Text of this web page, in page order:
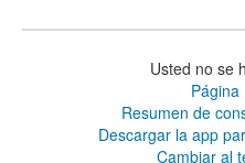
Usted no se
Página
Resumen de
Descargar la app
Cambiar al